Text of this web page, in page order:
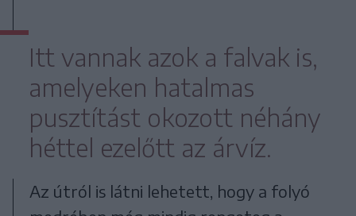
Itt vannak azok a falvak is,
amelyeken hatalmas
pusztítást okozott néhány
héttel ezelőtt az árvíz.
Az útról is látni lehetett, hogy a folyó